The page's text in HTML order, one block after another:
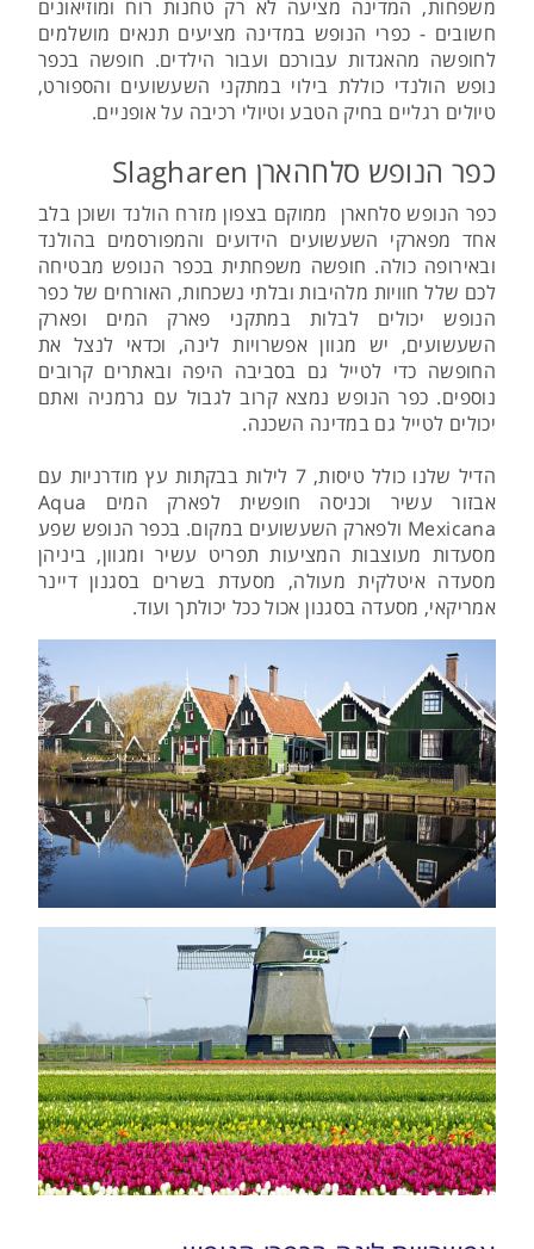
משפחות, המדינה מציעה לא רק טחנות רוח ומוזיאונים
חשובים - כפרי הנופש במדינה מציעים תנאים מושלמים
לחופשה מהאגדות עבורכם ועבור הילדים. חופשה בכפר
נופש הולנדי כוללת בילוי במתקני השעשועים והספורט,
טיולים רגליים בחיק הטבע וטיולי רכיבה על אופניים.
כפר הנופש סלחהארן Slagharen
כפר הנופש סלחארן ממוקם בצפון מזרח הולנד ושוכן בלב
אחד מפארקי השעשועים הידועים והמפורסמים בהולנד
ובאירופה כולה. חופשה משפחתית בכפר הנופש מבטיחה
לכם שלל חוויות מלהיבות ובלתי נשכחות, האורחים של כפר
הנופש יכולים לבלות במתקני פארק המים ופארק
השעשועים, יש מגוון אפשרויות לינה, וכדאי לנצל את
החופשה כדי לטייל גם בסביבה היפה ובאתרים קרובים
נוספים. כפר הנופש נמצא קרוב לגבול עם גרמניה ואתם
יכולים לטייל גם במדינה השכנה.
הדיל שלנו כולל טיסות, 7 לילות בבקתות עץ מודרניות עם
אבזור עשיר וכניסה חופשית לפארק המים Aqua
Mexicana ולפארק השעשועים במקום. בכפר הנופש שפע
מסעדות מעוצבות המציעות תפריט עשיר ומגוון, ביניהן
מסעדה איטלקית מעולה, מסעדת בשרים בסגנון דיינר
אמריקאי, מסעדה בסגנון אכול ככל יכולתך ועוד.